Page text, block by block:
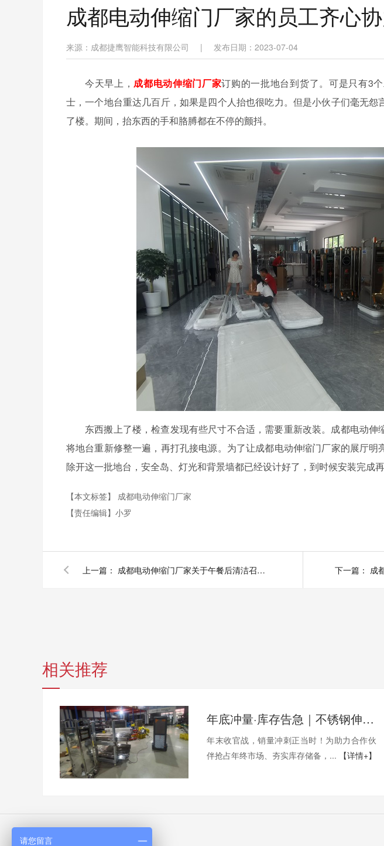
成都电动伸缩门厂家的员工齐心
来源：成都捷鹰智能科技有限公司 | 发布日期：2023-07-04
今天早上，成都电动伸缩门厂家订购的一批地台到货了。可是只有3
士，一个地台重达几百斤，如果是四个人抬也很吃力。但是小伙子们毫无
了楼。期间，抬东西的手和胳膊都在不停的颤抖。
东西搬上了楼，检查发现有些尺寸不合适，需要重新改装。成都电动
将地台重新修整一遍，再打孔接电源。为了让成都电动伸缩门厂家的展厅明
除开这一批地台，安全岛、灯光和背景墙都已经设计好了，到时候安装完成再
【本文标签】 成都电动伸缩门厂家
【责任编辑】 小罗
上一篇： 成都电动伸缩门厂家关于午餐后清洁召开会议 下一篇：
相关推荐
年底冲量·库存告急｜不锈钢伸缩门量产供应中
年末收官战，销量冲刺正当时！为助力合作伙
伴抢占年终市场、夯实库存储备，...
【详情+】
请您留言